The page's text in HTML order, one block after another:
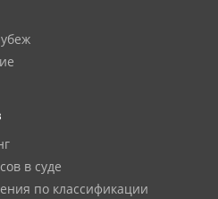
в суде
по классификации